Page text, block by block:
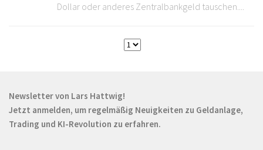
Dollar oder anderes Zentralbankgeld tauschen....
Newsletter von Lars Hattwig!
Jetzt anmelden, um regelmäßig Neuigkeiten zu Geldanlage,
Trading und KI-Revolution zu erfahren.